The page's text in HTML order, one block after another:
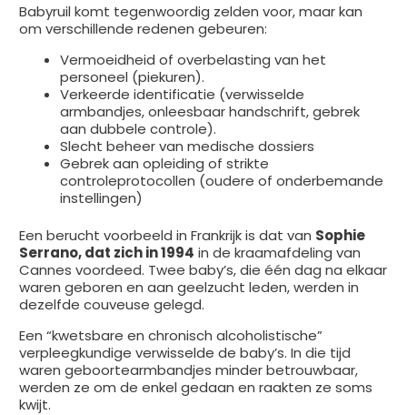
Babyruil komt tegenwoordig zelden voor, maar kan
om verschillende redenen gebeuren:
Vermoeidheid of overbelasting van het
personeel (piekuren).
Verkeerde identificatie (verwisselde
armbandjes, onleesbaar handschrift, gebrek
aan dubbele controle).
Slecht beheer van medische dossiers
Gebrek aan opleiding of strikte
controleprotocollen (oudere of onderbemande
instellingen)
Een berucht voorbeeld in Frankrijk is dat van Sophie
Serrano, dat zich in 1994 in de kraamafdeling van
Cannes voordeed. Twee baby’s, die één dag na elkaar
waren geboren en aan geelzucht leden, werden in
dezelfde couveuse gelegd.
Een “kwetsbare en chronisch alcoholistische”
verpleegkundige verwisselde de baby’s. In die tijd
waren geboortearmbandjes minder betrouwbaar,
werden ze om de enkel gedaan en raakten ze soms
kwijt.